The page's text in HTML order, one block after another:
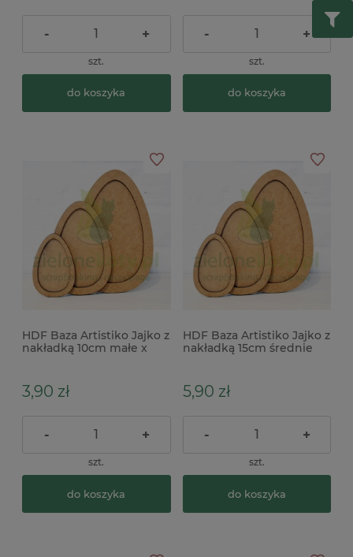
- +
szt.
do koszyka
- +
szt.
do koszyka
HDF Baza Artistiko Jajko z
nakładką 10cm małe x
3,90 zł
- +
szt.
do koszyka
HDF Baza Artistiko Jajko z
nakładką 15cm średnie
5,90 zł
- +
szt.
do koszyka